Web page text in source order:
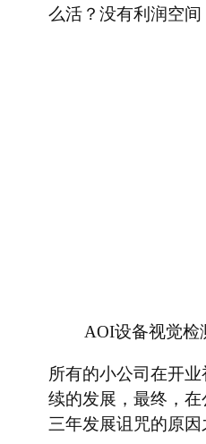
么活？没有利润空
AOI设备视觉检
所有的小公司在开
续的发展，最终，
三年发展诅咒的原因